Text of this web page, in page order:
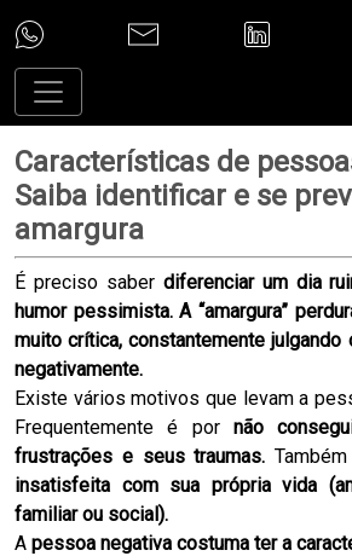
Características de
Saiba identificar e se
amargura
É preciso saber diferenciar um dia
humor pessimista. A “amargura”
muito crítica, constantemente
negativamente.
Existe vários motivos que levam a
Frequentemente é por não
frustrações e seus traumas.
insatisfeita com sua própria vida
familiar ou social).
A pessoa negativa costuma ter a